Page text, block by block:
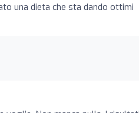
una dieta che sta dando ottimi